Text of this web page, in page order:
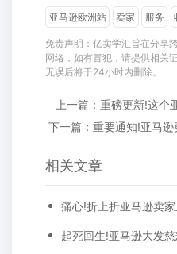
亚马逊欧洲站 卖家 服务
免责声明：亿卖学汇旨在分享
网络，如有冒犯，请提供相关
无误后将于24小时内删除。
上一篇：重磅更新!这个
下一篇：重要通知!亚马
相关文章